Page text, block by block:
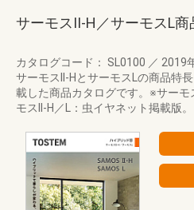
サーモスII-H／サーモスL商
カタログコード： SL0100 ／ 2019
サーモスII-HとサーモスLの商品特
載した商品カタログです。※サーモ
モスII-H／L：虫イヤネット掲載版。